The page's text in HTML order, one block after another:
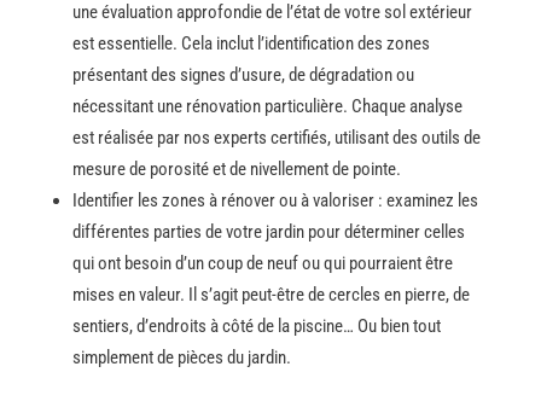
une évaluation approfondie de l’état de votre sol extérieur
est essentielle. Cela inclut l’identification des zones
présentant des signes d’usure, de dégradation ou
nécessitant une rénovation particulière. Chaque analyse
est réalisée par nos experts certifiés, utilisant des outils de
mesure de porosité et de nivellement de pointe.
Identifier​‍​‌‍​‍‌ les zones à rénover ou à valoriser : examinez les
différentes parties de votre jardin pour déterminer celles
qui ont besoin d’un coup de neuf ou qui pourraient être
mises en valeur. Il​‍​‌‍​‍‌​‍​‌‍​‍‌ s’agit peut-être de cercles en pierre, de
sentiers, d’endroits à côté de la piscine… Ou bien tout
simplement de pièces du ​‍​‌‍​‍‌​‍​‌‍​‍‌​‍​‌‍​‍‌jardin.